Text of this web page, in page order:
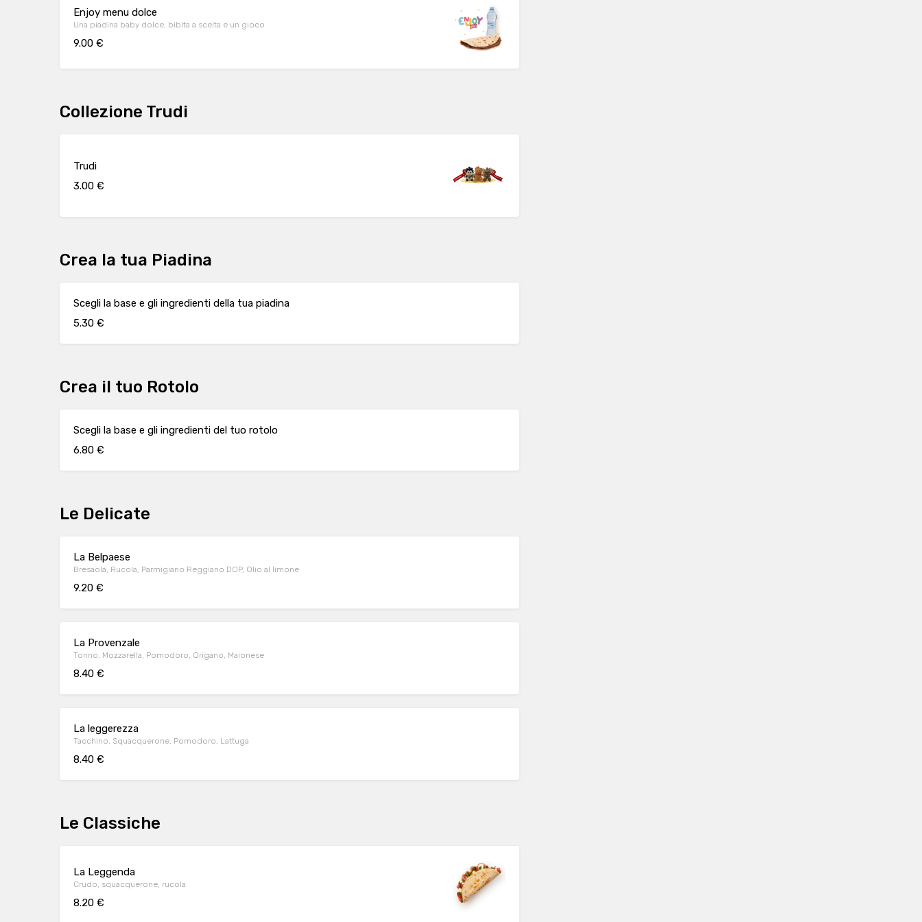
Enjoy menu dolce
Una piadina baby dolce, bibita a scelta e un gioco
9.00 €
Collezione Trudi
Trudi
3.00 €
Crea la tua Piadina
Scegli la base e gli ingredienti della tua piadina
5.30 €
Crea il tuo Rotolo
Scegli la base e gli ingredienti del tuo rotolo
6.80 €
Le Delicate
La Belpaese
Bresaola, Rucola, Parmigiano Reggiano DOP, Olio al limone
9.20 €
La Provenzale
Tonno, Mozzarella, Pomodoro, Origano, Maionese
8.40 €
La leggerezza
Tacchino, Squacquerone, Pomodoro, Lattuga
8.40 €
Le Classiche
La Leggenda
Crudo, squacquerone, rucola
8.20 €